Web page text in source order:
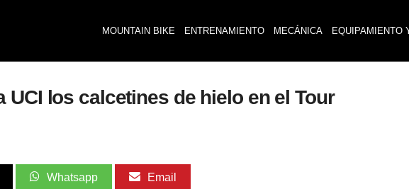
MOUNTAIN BIKE ENTRENAMIENTO MECÁNICA EQUIPAMIENTO
UCI los calcetines de hielo en el Tour
Whatsapp Email